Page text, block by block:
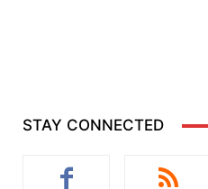
STAY CONNECTED